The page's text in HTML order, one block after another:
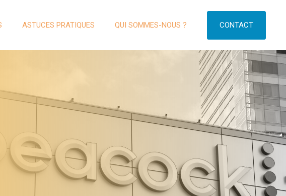
ASTUCES PRATIQUES QUI SOMMES-NOUS ? CONTACT